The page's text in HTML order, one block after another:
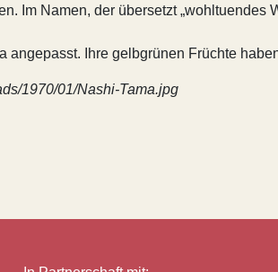
Im Namen, der übersetzt „wohltuendes
angepasst. Ihre gelbgrünen Früchte
1970/01/Nashi-Tama.jpg